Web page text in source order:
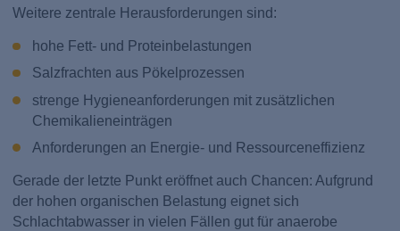
Weitere zentrale Herausforderungen sind:
hohe Fett- und Proteinbelastungen
Salzfrachten aus Pökelprozessen
strenge Hygieneanforderungen mit zusätzlichen
Chemikalieneinträgen
Anforderungen an Energie- und Ressourceneffizienz
Gerade der letzte Punkt eröffnet auch Chancen: Aufgrund
der hohen organischen Belastung eignet sich
Schlachtabwasser in vielen Fällen gut für anaerobe